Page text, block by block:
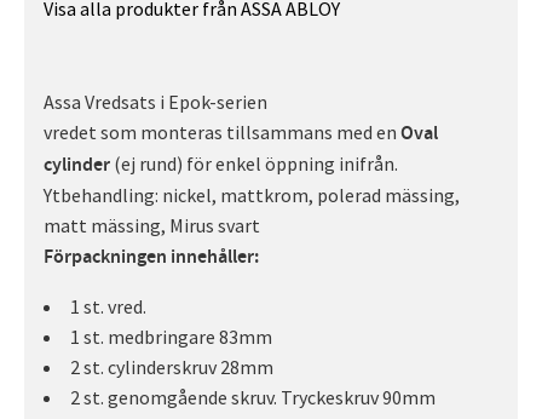
Visa alla produkter från ASSA ABLOY
Assa Vredsats i Epok-serien
vredet som monteras tillsammans med en Oval
cylinder (ej rund) för enkel öppning inifrån.
Ytbehandling: nickel, mattkrom, polerad mässing,
matt mässing, Mirus svart
Förpackningen innehåller:
1 st. vred.
1 st. medbringare 83mm
2 st. cylinderskruv 28mm
2 st. genomgående skruv. Tryckeskruv 90mm